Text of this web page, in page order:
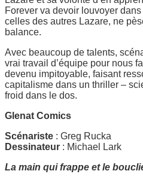
Forever va devoir louvoyer
celles des autres Lazare, ne
balance.
Avec beaucoup de talents,
vrai travail d’équipe pour nous
devenu impitoyable, faisant
capitalisme dans un thriller –
froid dans le dos.
Glenat Comics
Scénariste : Greg Rucka
Dessinateur : Michael Lark
La main qui frappe et le